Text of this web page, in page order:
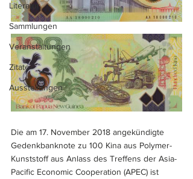
Literatur
Sammlungen
Veranstaltungen
Zitate
Ausstellungen
Die am 17. November 2018 angekündigte
Gedenkbanknote zu 100 Kina aus Polymer-
Kunststoff aus Anlass des Treffens der Asia-
Pacific Economic Cooperation (APEC) ist